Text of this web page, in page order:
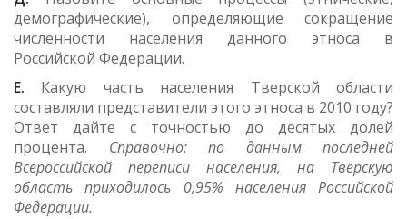
демографические), определяющие сокращение
численности населения данного этноса в
Российской Федерации.
Е. Какую часть населения Тверской области
составляли представители этого этноса в 2010 году?
Ответ дайте с точностью до десятых долей
процента. Справочно: по данным последней
Всероссийской переписи населения, на Тверскую
область приходилось 0,95% населения Российской
Федерации.